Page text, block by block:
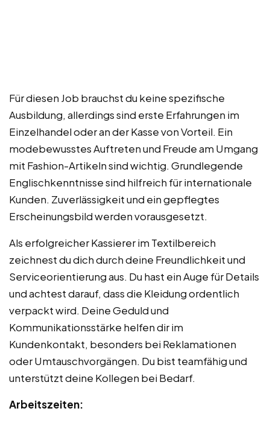
Für diesen Job brauchst du keine spezifische
Ausbildung, allerdings sind erste Erfahrungen im
Einzelhandel oder an der Kasse von Vorteil. Ein
modebewusstes Auftreten und Freude am Umgang
mit Fashion-Artikeln sind wichtig. Grundlegende
Englischkenntnisse sind hilfreich für internationale
Kunden. Zuverlässigkeit und ein gepflegtes
Erscheinungsbild werden vorausgesetzt.
Als erfolgreicher Kassierer im Textilbereich
zeichnest du dich durch deine Freundlichkeit und
Serviceorientierung aus. Du hast ein Auge für Details
und achtest darauf, dass die Kleidung ordentlich
verpackt wird. Deine Geduld und
Kommunikationsstärke helfen dir im
Kundenkontakt, besonders bei Reklamationen
oder Umtauschvorgängen. Du bist teamfähig und
unterstützt deine Kollegen bei Bedarf.
Arbeitszeiten: